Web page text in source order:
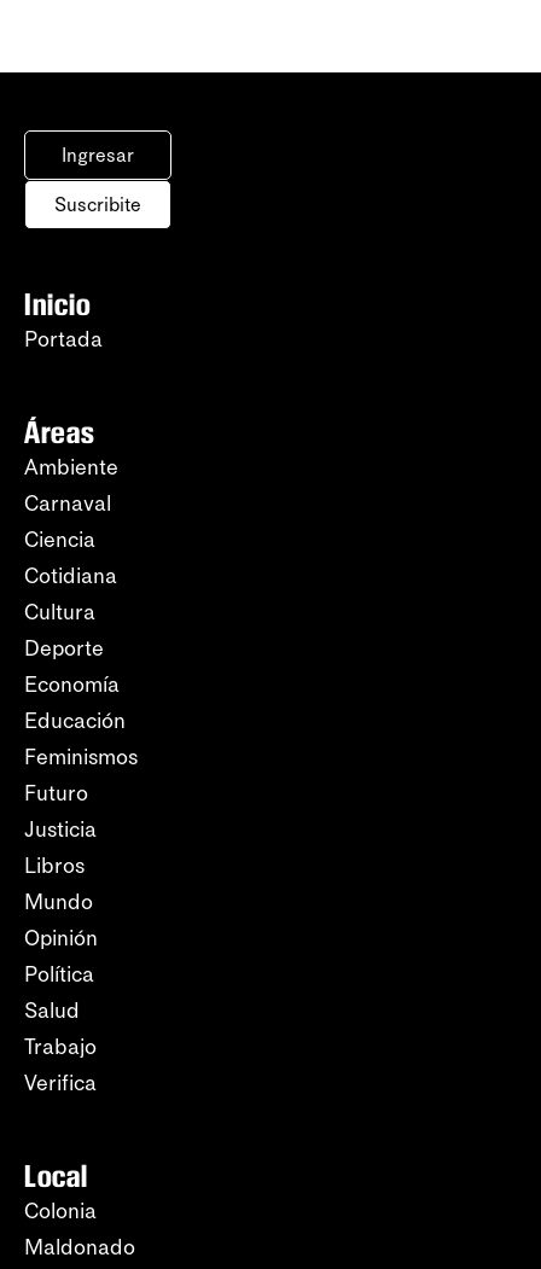
Ingresar
Suscribite
Inicio
Portada
Áreas
Ambiente
Carnaval
Ciencia
Cotidiana
Cultura
Deporte
Economía
Educación
Feminismos
Futuro
Justicia
Libros
Mundo
Opinión
Política
Salud
Trabajo
Verifica
Local
Colonia
Maldonado